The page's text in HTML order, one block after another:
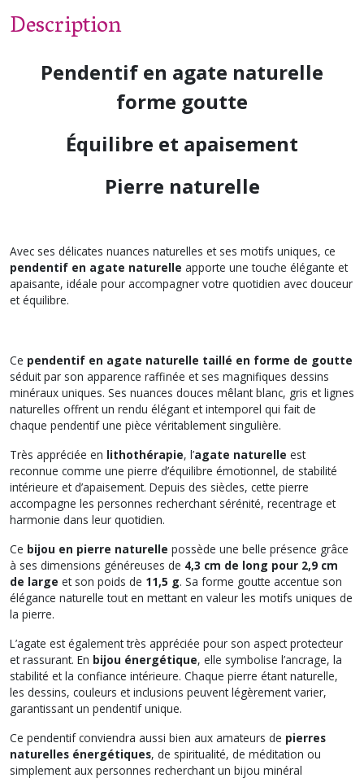
Description
Pendentif en agate naturelle
forme goutte
Équilibre et apaisement
Pierre naturelle
Avec ses délicates nuances naturelles et ses motifs uniques, ce
pendentif en agate naturelle apporte une touche élégante et
apaisante, idéale pour accompagner votre quotidien avec douceur
et équilibre.
Ce pendentif en agate naturelle taillé en forme de goutte
séduit par son apparence raffinée et ses magnifiques dessins
minéraux uniques. Ses nuances douces mêlant blanc, gris et lignes
naturelles offrent un rendu élégant et intemporel qui fait de
chaque pendentif une pièce véritablement singulière.
Très appréciée en lithothérapie, l’agate naturelle est
reconnue comme une pierre d’équilibre émotionnel, de stabilité
intérieure et d’apaisement. Depuis des siècles, cette pierre
accompagne les personnes recherchant sérénité, recentrage et
harmonie dans leur quotidien.
Ce bijou en pierre naturelle possède une belle présence grâce
à ses dimensions généreuses de 4,3 cm de long pour 2,9 cm
de large et son poids de 11,5 g. Sa forme goutte accentue son
élégance naturelle tout en mettant en valeur les motifs uniques de
la pierre.
L’agate est également très appréciée pour son aspect protecteur
et rassurant. En bijou énergétique, elle symbolise l’ancrage, la
stabilité et la confiance intérieure. Chaque pierre étant naturelle,
les dessins, couleurs et inclusions peuvent légèrement varier,
garantissant un pendentif unique.
Ce pendentif conviendra aussi bien aux amateurs de pierres
naturelles énergétiques, de spiritualité, de méditation ou
simplement aux personnes recherchant un bijou minéral